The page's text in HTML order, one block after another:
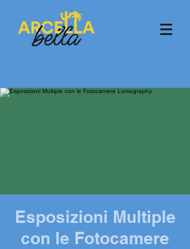
Esposizioni Multiple
con le Fotocamere